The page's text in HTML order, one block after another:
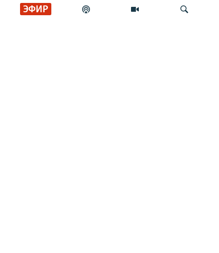
ЭФИР